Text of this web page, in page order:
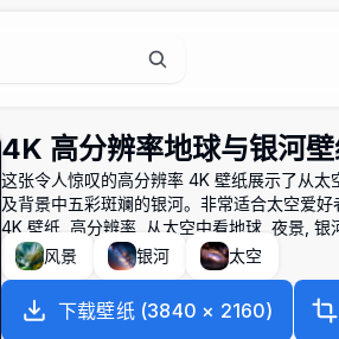
4K 高分辨率地球与银河
这张令人惊叹的高分辨率 4K 壁纸展示了从
及背景中五彩斑斓的银河。非常适合太空爱
4K 壁纸, 高分辨率, 从太空中看地球, 夜景,
风景
银河 太空
下载壁纸(3840 × 2160)